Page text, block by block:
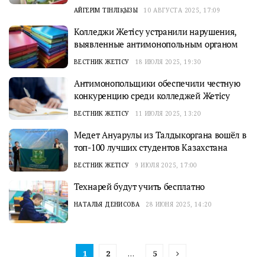
АЙГЕРІМ ТІНӘЛІҚЫЗЫ 10 АВГУСТА 2025, 17:09
Колледжи Жетісу устранили нарушения,
выявленные антимонопольным органом
ВЕСТНИК ЖЕТІСУ 18 ИЮЛЯ 2025, 19:30
Антимонопольщики обеспечили честную
конкуренцию среди колледжей Жетісу
ВЕСТНИК ЖЕТІСУ 11 ИЮЛЯ 2025, 13:20
Медет Ануарулы из Талдыкоргана вошёл в
топ-100 лучших студентов Казахстана
ВЕСТНИК ЖЕТІСУ 9 ИЮЛЯ 2025, 17:00
Технарей будут учить бесплатно
НАТАЛЬЯ ДЕНИСОВА 28 ИЮНЯ 2025, 14:20
1 2 … 5